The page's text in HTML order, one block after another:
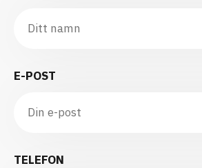
E-POST
TELEFON